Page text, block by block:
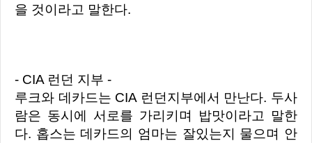
을 것이라고 말한다.
- CIA 런던 지부 -
루크와 데카드는 CIA 런던지부에서 만난다. 두사
람은 동시에 서로를 가리키며 밥맛이라고 말한
다. 홉스는 데카드의 엄마는 잘있는지 물으며 안